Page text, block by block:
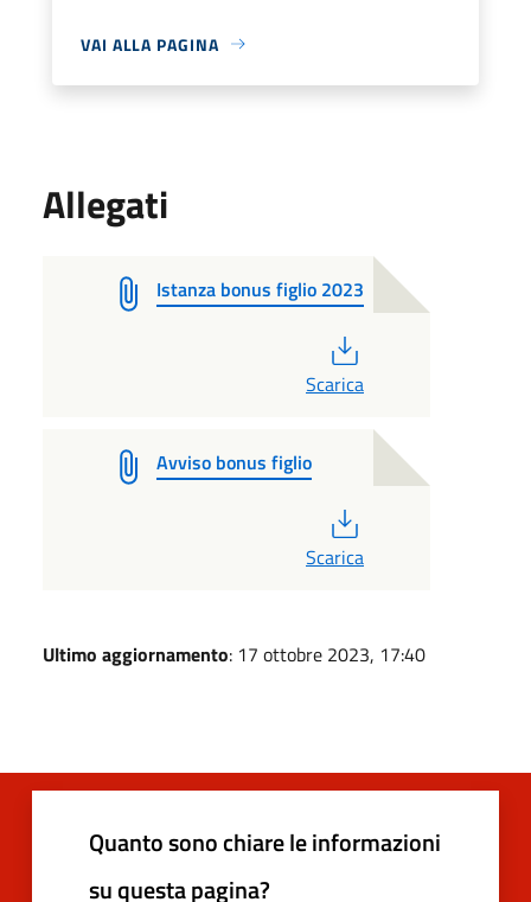
VAI ALLA PAGINA
Allegati
Istanza bonus figlio 2023
Scarica
Avviso bonus figlio
Scarica
Ultimo aggiornamento: 17 ottobre 2023, 17:40
Quanto sono chiare le informazioni
su questa pagina?